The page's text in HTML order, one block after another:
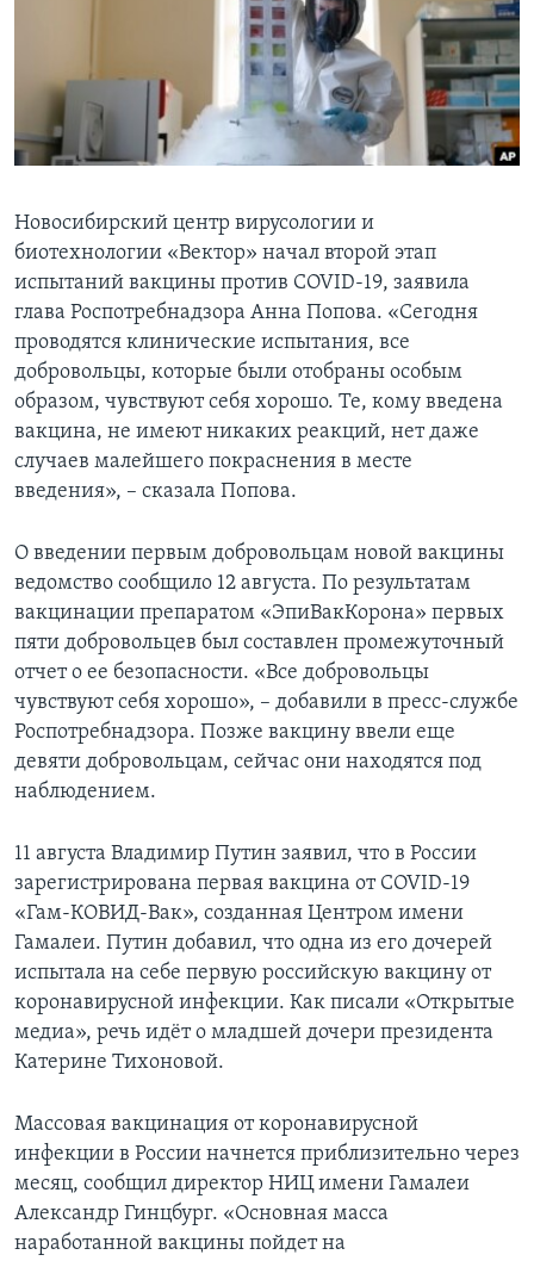
СОЦИАЛЬНЫЕ СЕТИ
Языки
Новосибирский центр вирусологии и
биотехнологии «Вектор» начал второй этап
испытаний вакцины против COVID-19, заявила
глава Роспотребнадзора Анна Попова. «Сегодня
проводятся клинические испытания, все
добровольцы, которые были отобраны особым
образом, чувствуют себя хорошо. Те, кому введена
вакцина, не имеют никаких реакций, нет даже
случаев малейшего покраснения в месте
введения», – сказала Попова.
О введении первым добровольцам новой вакцины
ведомство сообщило 12 августа. По результатам
вакцинации препаратом «ЭпиВакКорона» первых
пяти добровольцев был составлен промежуточный
отчет о ее безопасности. «Все добровольцы
чувствуют себя хорошо», – добавили в пресс-службе
Роспотребнадзора. Позже вакцину ввели еще
девяти добровольцам, сейчас они находятся под
наблюдением.
11 августа Владимир Путин заявил, что в России
зарегистрирована первая вакцина от COVID-19
«Гам-КОВИД-Вак», созданная Центром имени
Гамалеи. Путин добавил, что одна из его дочерей
испытала на себе первую российскую вакцину от
коронавирусной инфекции. Как писали «Открытые
медиа», речь идёт о младшей дочери президента
Катерине Тихоновой.
Массовая вакцинация от коронавирусной
инфекции в России начнется приблизительно через
месяц, сообщил директор НИЦ имени Гамалеи
Александр Гинцбург. «Основная масса
наработанной вакцины пойдет на